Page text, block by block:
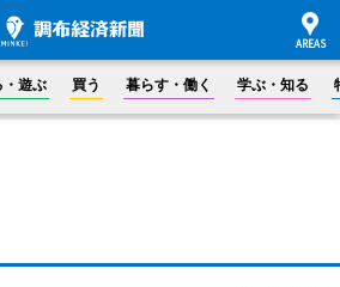
・遊ぶ 買う 暮らす・働く 学ぶ・知る